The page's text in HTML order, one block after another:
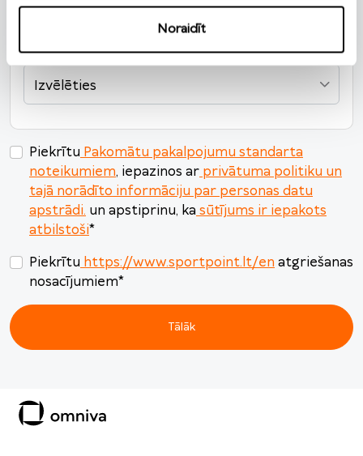
Noraidīt
Naudas atmaksas veids*
Izvēlēties
Piekrītu Pakomātu pakalpojumu standarta
noteikumiem, iepazinos ar privātuma politiku un
tajā norādīto informāciju par personas datu
apstrādi. un apstiprinu, ka sūtījums ir iepakots
atbilstoši*
Piekrītu https://www.sportpoint.lt/en atgriešanas
nosacījumiem*
Tālāk